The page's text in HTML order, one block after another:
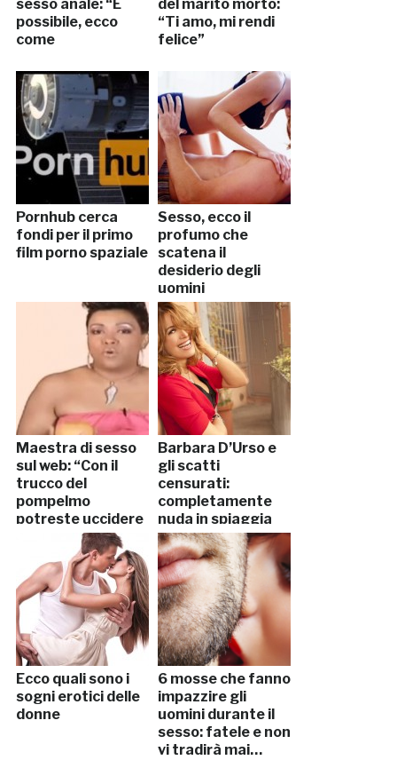
sesso anale: “È
possibile, ecco
come
del marito morto:
“Ti amo, mi rendi
felice”
Pornhub cerca
fondi per il primo
film porno spaziale
Sesso, ecco il
profumo che
scatena il
desiderio degli
uomini
Maestra di sesso
sul web: “Con il
trucco del
pompelmo
potreste uccidere
il partner” (VIDEO)
Barbara D’Urso e
gli scatti
censurati:
completamente
nuda in spiaggia
Ecco quali sono i
sogni erotici delle
donne
6 mosse che fanno
impazzire gli
uomini durante il
sesso: fatele e non
vi tradirà mai…